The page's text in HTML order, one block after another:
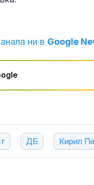
ни в Google
ДБ Кирил
вече сами довеждат
загуба на сигнал